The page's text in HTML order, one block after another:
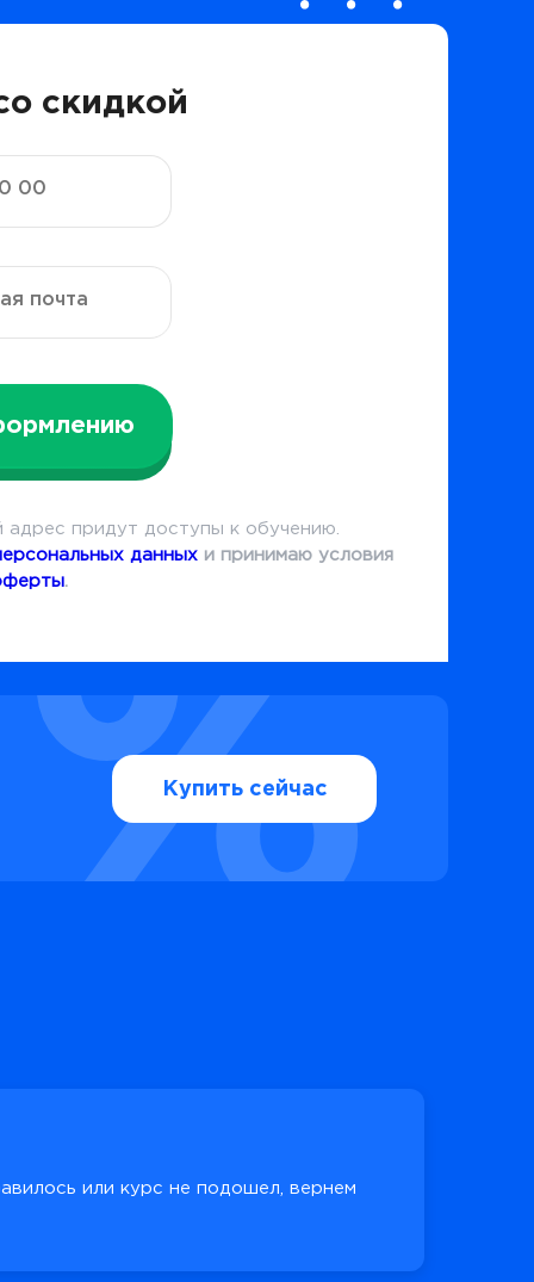
скидкой
адрес придут доступы к обучению.
данныхи принимаю условия
.
Купить сейчас
или курс не подошел, вернем